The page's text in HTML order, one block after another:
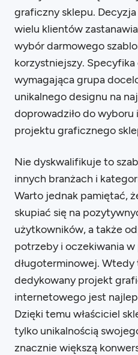
graficzny sklepu.
wielu klientów
wybór darmowego
korzystniejszy. Specyfika
wymagająca grupa
unikalnego designu na
doprowadziło do
projektu graficznego
Nie dyskwalifikuje to
innych branżach i
Warto jednak pamiętać,
skupiać się na
użytkowników, a także
potrzeby i oczekiwania
długoterminowej. Wtedy
dedykowany projekt
internetowego jest
Dzięki temu właściciel
tylko unikalnością
znacznie większą